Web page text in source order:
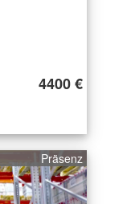
4400 €
Präsenz